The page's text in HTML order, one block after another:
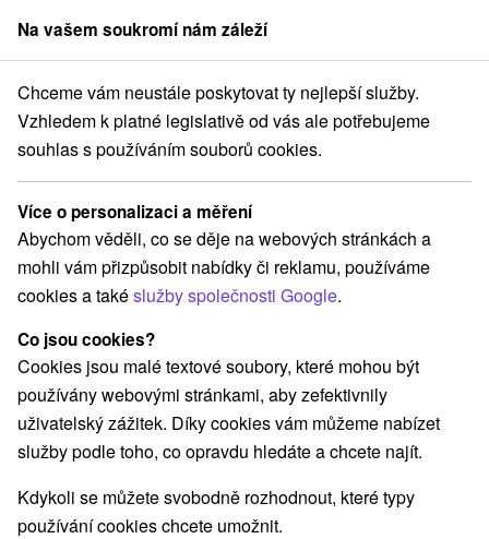
člen skupinySorger
Pobyty na Slovensku Letní pobyty Nízké Tatry
Letní pobyty Nízké Tatry
Kategorie
Všechny kategorie
Pobyty v akci(23)
Wellness pobyty(28) Víkendové pobyty(32)
Romantické pobyty
Rodinné pobyty(31)
Vyberte lokalitu nebo termín
Nejprodávanější
Na vašem soukromí nám záleží
Chceme vám neustále poskytovat ty nejlepší služby.
Vzhledem k platné legislativě od vás ale potřebujeme
souhlas s používáním souborů cookies.
Více o personalizaci a měření
Abychom věděli, co se děje na webových stránkách a
mohli vám přizpůsobit nabídky či reklamu, používáme
cookies a takéslužby společnosti Google.
Co jsou cookies?
Cookies jsou malé textové soubory, které mohou být
používány webovými stránkami, aby zefektivnily
uživatelský zážitek. Díky cookies vám můžeme nabízet
služby podle toho, co opravdu hledáte a chcete najít.
Kdykoli se můžete svobodně rozhodnout, které typy
používání cookies chcete umožnit.